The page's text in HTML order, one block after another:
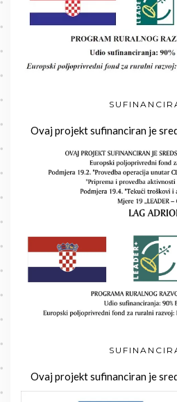
Ovaj projekt sufinanciran je
Ovaj projekt sufinanciran je